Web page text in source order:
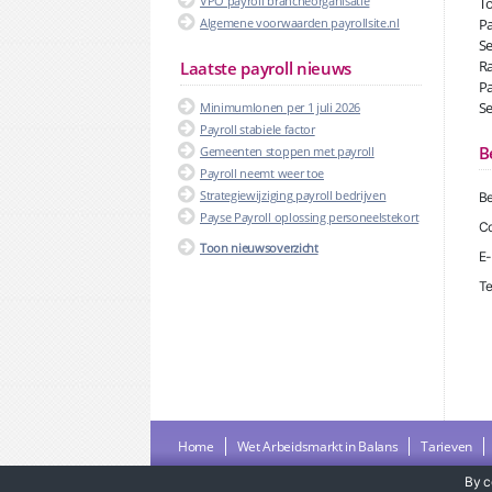
Algemene voorwaarden payrollsite.nl
Laatste payroll nieuws
Minimumlonen per 1 juli 2026
Payroll stabiele factor
Gemeenten stoppen met payroll
Payroll neemt weer toe
Strategiewijziging payroll bedrijven
Payse Payroll oplossing personeelstekort
Toon nieuwsoverzicht
Home Wet Arbeidsmarkt in Balans Tarieven
By